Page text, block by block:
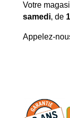
Votre
samedi, de
Appelez-